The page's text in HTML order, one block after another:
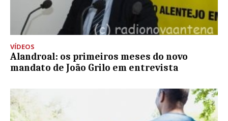
VÍDEOS
Alandroal: os primeiros meses do novo
mandato de João Grilo em entrevista